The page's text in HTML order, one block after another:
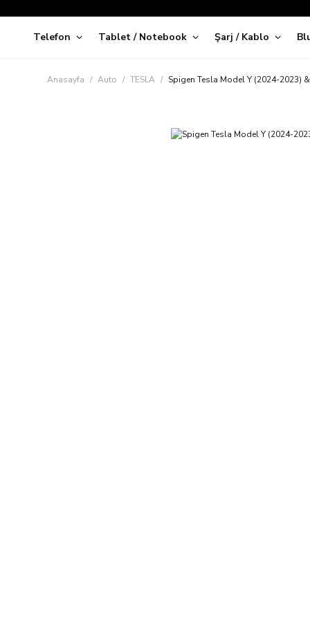
Telefon Tablet / Notebook Şarj / Kablo
Anasayfa Auto TESLA Spigen Tesla Model Y (2024-2023)